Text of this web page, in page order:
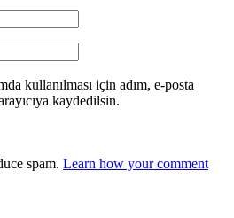
kullanılması için adım, e-posta
kaydedilsin.
spam. Learn how your comment